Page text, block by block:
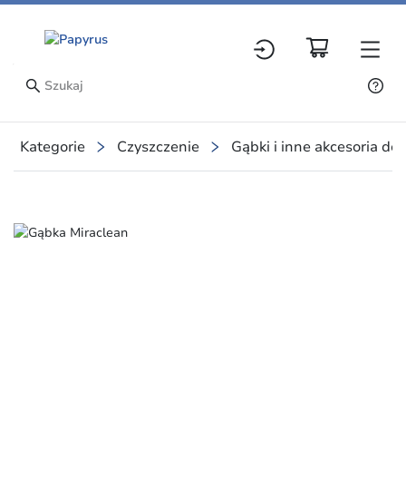
Kategorie Czyszczenie Gąbki i inne akcesoria do
Slide 1 of 1